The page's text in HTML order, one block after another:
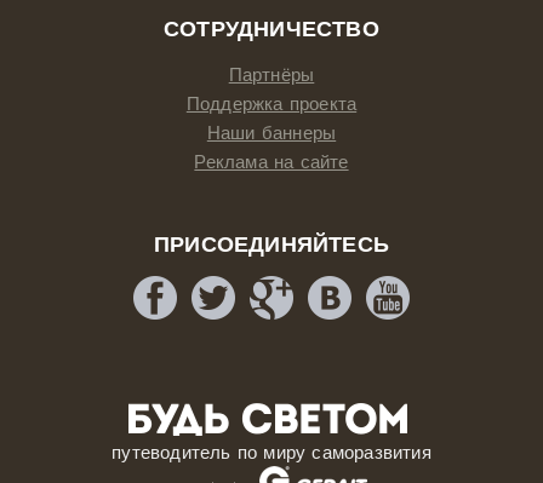
СОТРУДНИЧЕСТВО
Партнёры
Поддержка проекта
Наши баннеры
Реклама на сайте
ПРИСОЕДИНЯЙТЕСЬ
путеводитель по миру саморазвития